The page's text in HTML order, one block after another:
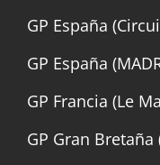
GP España
GP España
GP Francia (Le
GP Gran